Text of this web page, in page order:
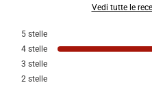
Vedi tutte le
5 stelle
4 stelle
3 stelle
2 stelle